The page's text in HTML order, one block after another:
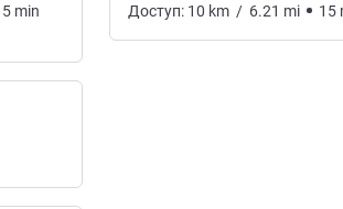
5 min
Доступ: 10 km / 6.21 mi 15